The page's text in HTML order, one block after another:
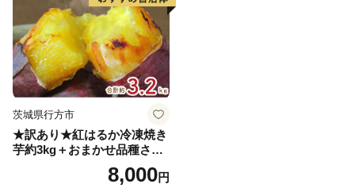
茨城県行方市
★訳あり★紅はるか冷凍焼き
芋約3kg＋おまかせ品種さつ
まいも 合計約3.2kg｜さつ
まいも サツマイモ さつま芋
8,000円